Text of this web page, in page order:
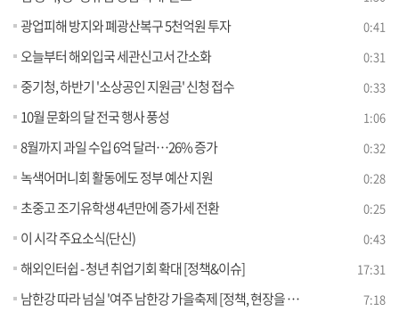
광업피해 방지와 폐광산복구 5천억원 투자 0:41
오늘부터 해외입국 세관신고서 간소화 0:31
중기청, 하반기 '소상공인 지원금' 신청 접수 0:33
10월 문화의 달 전국 행사 풍성 1:06
8월까지 과일 수입 6억 달러…26% 증가 0:32
녹색어머니회 활동에도 정부 예산 지원 0:28
초중고 조기유학생 4년만에 증가세 전환 0:25
이 시각 주요소식(단신) 0:43
해외인터쉽 - 청년 취업기회 확대 [정책&이슈] 17:31
남한강 따라 넘실 '여주 남한강 가을축제 [정책, 현장을 가다] 7:18